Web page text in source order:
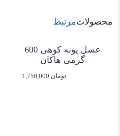
محصولاتمرتبط
عسل پونه کوهی 600
گرمی هاکان
1,750,000 تومان